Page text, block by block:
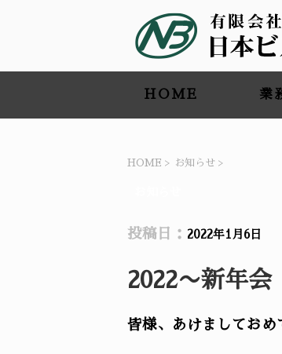
HOME 業
HOME > お知らせ >
投稿日： 2022年1月6日
2022〜新年会
皆様、あけましておめ